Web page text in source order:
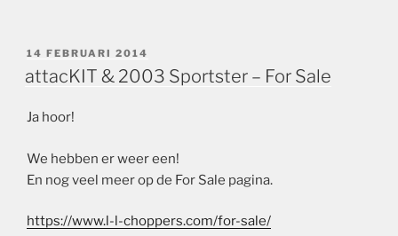
GEPLAATST
OP
14 FEBRUARI 2014
attacKIT & 2003 Sportster – For Sale
Ja hoor!
We hebben er weer een!
En nog veel meer op de For Sale pagina.
https://www.l-l-choppers.com/for-sale/